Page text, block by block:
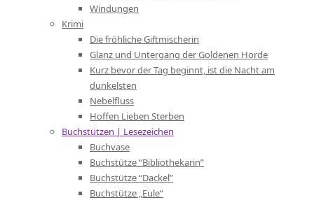
Windungen
Krimi
Die fröhliche Giftmischerin
Glanz und Untergang der Goldenen Horde
Kurz bevor der Tag beginnt, ist die Nacht am
dunkelsten
Nebelfluss
Hoffen Lieben Sterben
Buchstützen | Lesezeichen
Buchvase
Buchstütze “Bibliothekarin”
Buchstütze “Dackel”
Buchstütze „Eule“